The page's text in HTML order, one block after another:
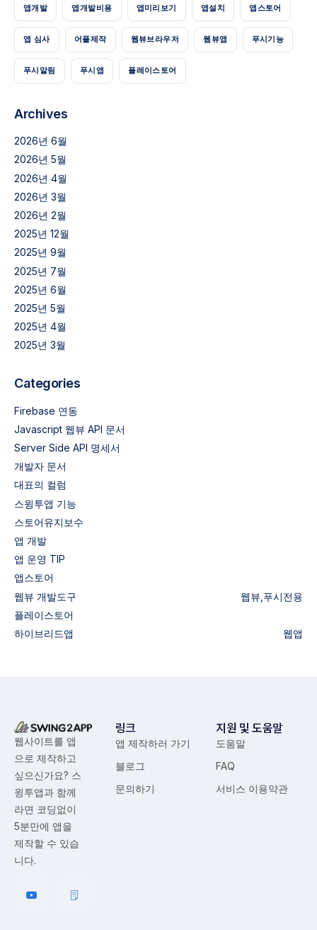
앱개발 앱개발비용 앱미리보기 앱설치 앱스토어
앱 심사 어플제작 웹뷰브라우저 웹뷰앱 푸시기능
푸시알림 푸시앱 플레이스토어
Archives
2026년 6월
2026년 5월
2026년 4월
2026년 3월
2026년 2월
2025년 12월
2025년 9월
2025년 7월
2025년 6월
2025년 5월
2025년 4월
2025년 3월
Categories
Firebase 연동
Javascript 웹뷰 API 문서
Server Side API 명세서
개발자 문서
대표의 컬럼
스윙투앱 기능
스토어유지보수
앱 개발
앱 운영 TIP
앱스토어
웹뷰
웹뷰,푸시전용
개발도구
플레이스토어
하이브리드앱
웹앱
웹사이트를 앱
으로 제작하고
싶으신가요? 스
윙투앱과 함께
라면 코딩없이
5분만에 앱을
제작할 수 있습
니다.
링크
앱 제작하러 가기
블로그
문의하기
지원 및 도움말
도움말
FAQ
서비스 이용약관